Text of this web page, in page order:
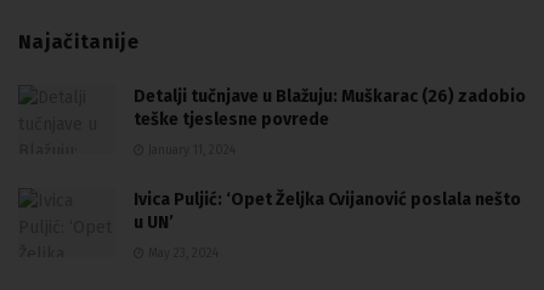
Najačitanije
Detalji tučnjave u Blažuju: Muškarac (26) zadobio
teške tjeslesne povrede
Ivica Puljić: ‘Opet Željka Cvijanović poslala nešto
u UN’